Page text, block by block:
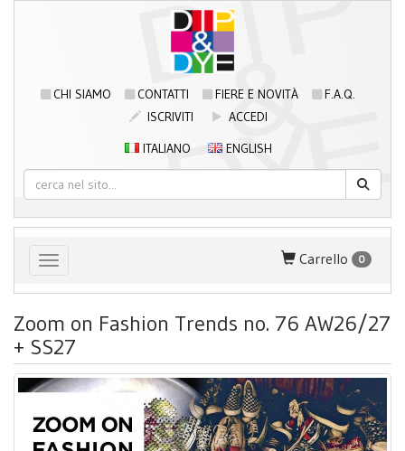
CHI SIAMO CONTATTI FIERE E NOVITÀ
F.A.Q.
ISCRIVITI
ACCEDI
ITALIANO
ENGLISH
Toggle navigation Carrello 0
Zoom on Fashion Trends no. 76 AW26/27
+ SS27